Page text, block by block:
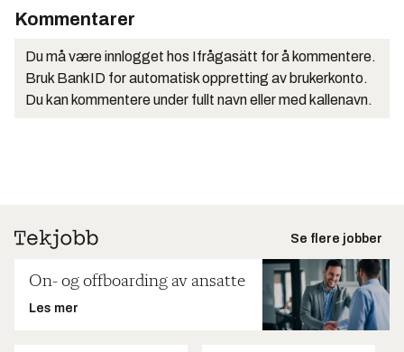
Kommentarer
Du må være innlogget hos Ifrågasätt for å kommentere.
Bruk BankID for automatisk oppretting av brukerkonto.
Du kan kommentere under fullt navn eller med kallenavn.
Se flere jobber
On- og offboarding av ansatte
Les mer